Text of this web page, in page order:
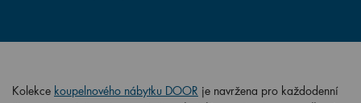
Kolekce koupelnového nábytku DOOR je navržena pro každodenní